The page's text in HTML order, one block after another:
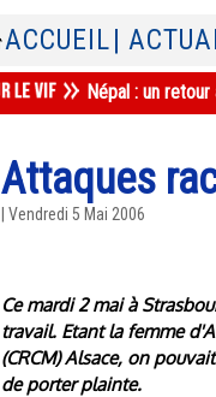
ACCUEIL |
Népal : un
Attaques
| Vendredi 5 Mai 2006
Ce mardi 2 mai à
travail. Etant la femme
(CRCM) Alsace, on
de porter plainte.